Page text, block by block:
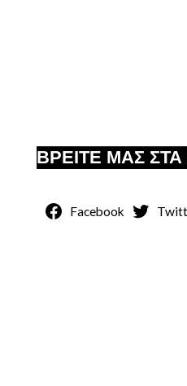
ΒΡΕΙΤΕ ΜΑΣ ΣΤΑ
Facebook